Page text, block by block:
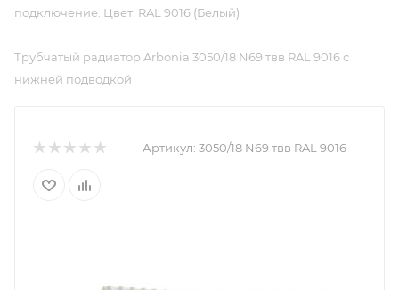
подключение. Цвет: RAL 9016 (Белый)
—
Трубчатый радиатор Arbonia 3050/18 N69 твв RAL 9016 с
нижней подводкой
Артикул: 3050/18 N69 твв RAL 9016